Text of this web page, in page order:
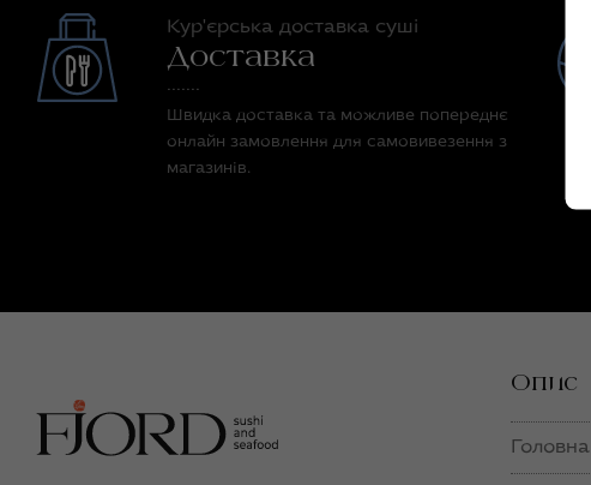
Кур'єрська доставка суші
Доставка
Швидка доставка та можливе попереднє
онлайн замовлення для самовивезення з
магазинів.
Опис
Головна